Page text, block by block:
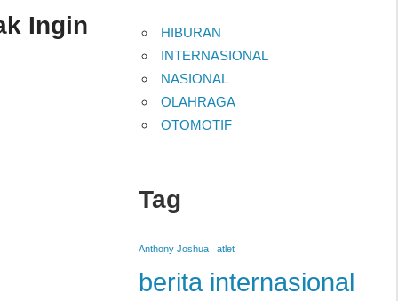
Ingin
HIBURAN
INTERNASIONAL
NASIONAL
OLAHRAGA
OTOMOTIF
Tag
Anthony Joshua atlet
berita internasional